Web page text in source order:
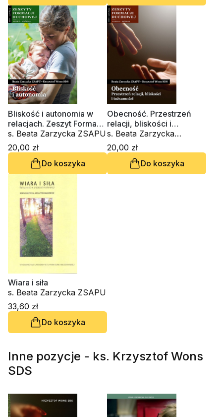
Bliskość i autonomia w
relacjach. Zeszyt Formacji
Duchowej nr 101
s. Beata Zarzycka ZSAPU
20,00 zł
Do koszyka
Obecność. Przestrzeń
relacji, bliskości i
tożsamości. Zeszyt
Formacji Duchowej nr 95
s. Beata Zarzycka
ZSAPU, ks. Krzysztof
Wons SDS
20,00 zł
Do koszyka
Wiara i siła
s. Beata Zarzycka ZSAPU
33,60 zł
Do koszyka
Inne pozycje - ks. Krzysztof Wons
SDS